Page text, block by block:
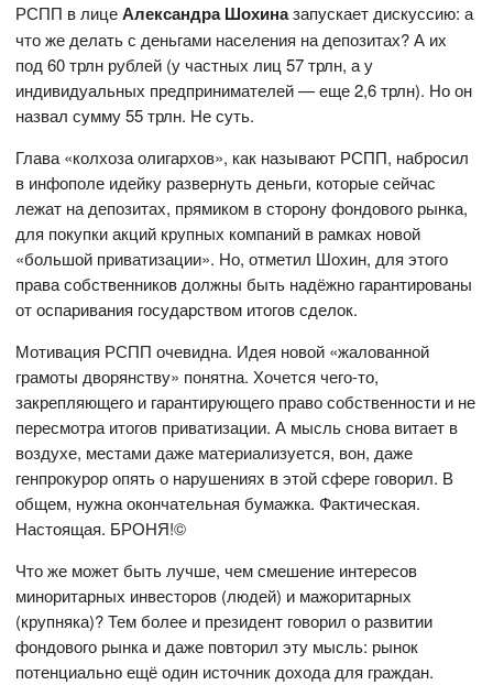
РСПП в лицеАлександра Шохиназапускает дискуссию: а
что же делать с деньгами населения на депозитах? А их
под 60 трлн рублей (у частных лиц 57 трлн, а у
индивидуальных предпринимателей — еще 2,6 трлн). Но он
назвал сумму 55 трлн. Не суть.
Глава «колхоза олигархов», как называют РСПП, набросил
в инфополе идейку развернуть деньги, которые сейчас
лежат на депозитах, прямиком в сторону фондового рынка,
для покупки акций крупных компаний в рамках новой
«большой приватизации». Но, отметил Шохин, для этого
права собственников должны быть надёжно гарантированы
от оспаривания государством итогов сделок.
Мотивация РСПП очевидна. Идея новой «жалованной
грамоты дворянству» понятна. Хочется чего-то,
закрепляющего и гарантирующего право собственности и не
пересмотра итогов приватизации. А мысль снова витает в
воздухе, местами даже материализуется, вон, даже
генпрокурор опять о нарушениях в этой сфере говорил. В
общем, нужна окончательная бумажка. Фактическая.
Настоящая. БРОНЯ!©️
Что же может быть лучше, чем смешение интересов
миноритарных инвесторов (людей) и мажоритарных
(крупняка)? Тем более и президент говорил о развитии
фондового рынка и даже повторил эту мысль: рынок
потенциально ещё один источник дохода для граждан.